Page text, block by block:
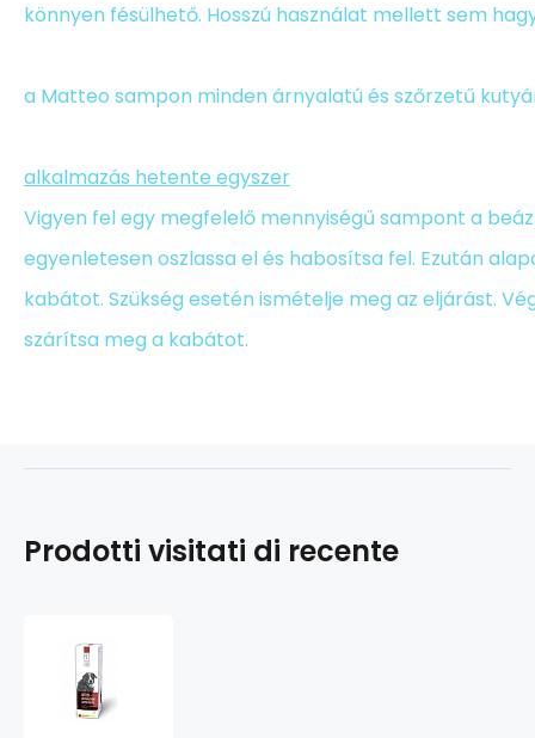
könnyen fésülhető. Hosszú használat mellett sem
a Matteo sampon minden árnyalatú és szőrzetű
alkalmazás hetente egyszer
Vigyen fel egy megfelelő mennyiségű sampont a
egyenletesen oszlassa el és habosítsa fel. Ezután
kabátot. Szükség esetén ismételje meg az eljárást.
szárítsa meg a kabátot.
Prodotti visitati di recente